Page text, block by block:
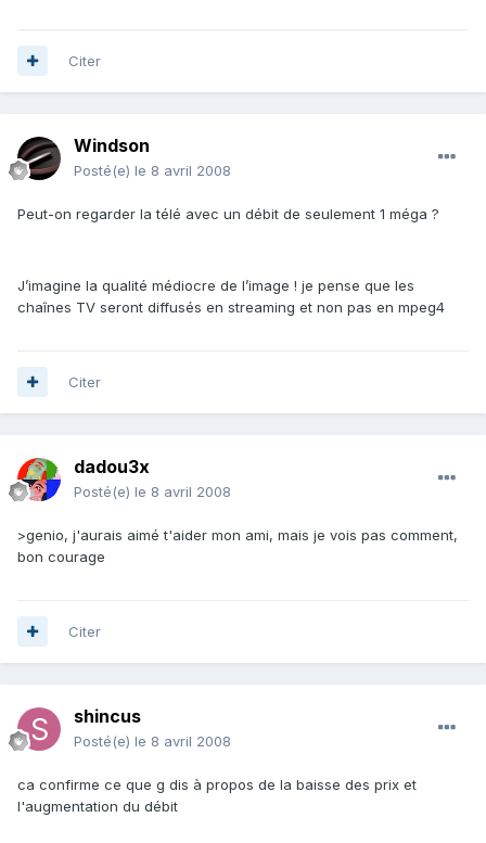
Citer
Windson
Posté(e) le 8 avril 2008
Peut-on regarder la télé avec un débit de seulement 1 méga ?
J’imagine la qualité médiocre de l’image ! je pense que les
chaînes TV seront diffusés en streaming et non pas en mpeg4
Citer
dadou3x
Posté(e) le 8 avril 2008
>genio, j'aurais aimé t'aider mon ami, mais je vois pas comment,
bon courage
Citer
shincus
Posté(e) le 8 avril 2008
ca confirme ce que g dis à propos de la baisse des prix et
l'augmentation du débit